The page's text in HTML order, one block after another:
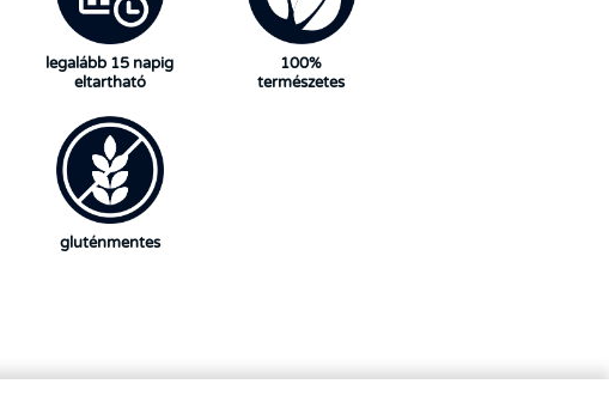
legalább 15 napig
eltartható
100%
természetes
gluténmentes